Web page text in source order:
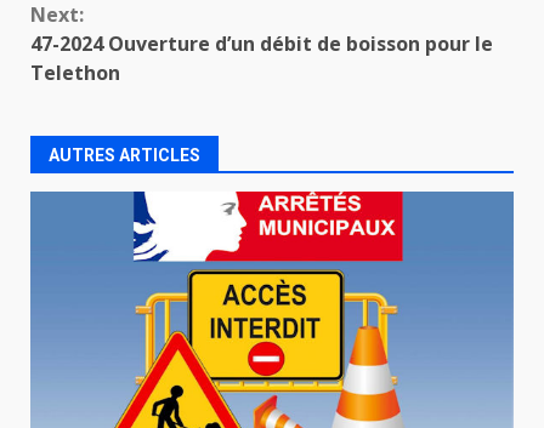
Next:
47-2024 Ouverture d’un débit de boisson pour le
Telethon
AUTRES ARTICLES